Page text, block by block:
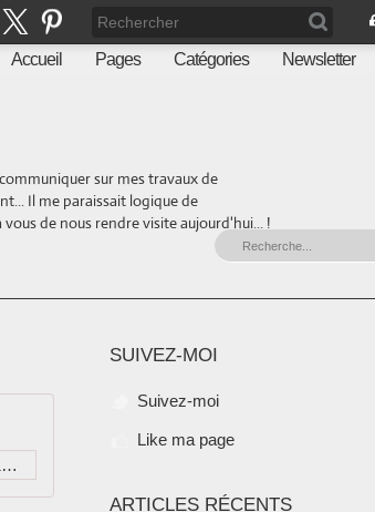
Accueil Pages Catégories Newsletter
sur mes travaux de
Il me paraissait logique de
de nous rendre visite aujourd'hui... !
https://www.google.com/search?client=firefox-b-e&sca_esv=934816c23164b941&q=%23classepk195+%C3%A0+%23saintg%C3%A9randcroixanvec&fbs=AEQNm0CbCVgAZ5mWEJDg6aoPVcBgTlosgQSuzBMlnAdio07UCJQtmEkU6i-_BMZgWHB0gXD4qt67OEQKmKHtgAPLYm0tErCiExUsbSS3UJLSJMb2Yy1vUr26EWhW9EpJoxvn4tP_ZXJ7acrvLYzsfufHoSvjwIkZ_jylXKa9r9xfckvqaeT8mNqU_VkVXPKSeLjRO-AJYtnq&sa=X&ved=2ahUKEwieh8CZgfGIAxW0cKQEHdiGGXAQtKgLegQIGRAB&biw=2880&bih=1329&dpr=0.67&tbm=isch
SUIVEZ-MOI
Suivez-moi
Like ma page
ARTICLES RÉCENTS